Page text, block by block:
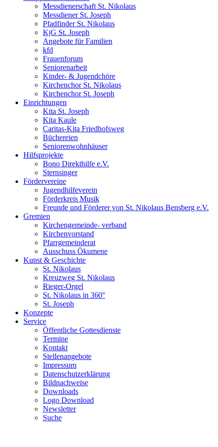
Messdienerschaft St. Nikolaus
Messdiener St. Joseph
Pfadfinder St. Nikolaus
KjG St. Joseph
Angebote für Familien
kfd
Frauenforum
Seniorenarbeit
Kinder- & Jugendchöre
Kirchenchor St. Nikolaus
Kirchenchor St. Joseph
Einrichtungen
Kita St. Joseph
Kita Kaule
Caritas-Kita Friedhofsweg
Büchereien
Seniorenwohnhäuser
Hilfsprojekte
Bono Direkthilfe e.V.
Sternsinger
Fördervereine
Jugendhilfeverein
Förderkreis Musik
Freunde und Förderer von St. Nikolaus Bensberg e.V.
Gremien
Kirchengemeinde- verband
Kirchenvorstand
Pfarrgemeinderat
Ausschuss Ökumene
Kunst & Geschichte
St. Nikolaus
Kreuzweg St. Nikolaus
Rieger-Orgel
St. Nikolaus in 360°
St. Joseph
Konzepte
Service
Öffentliche Gottesdienste
Termine
Kontakt
Stellenangebote
Impressum
Datenschutzerklärung
Bildnachweise
Downloads
Logo Download
Newsletter
Suche